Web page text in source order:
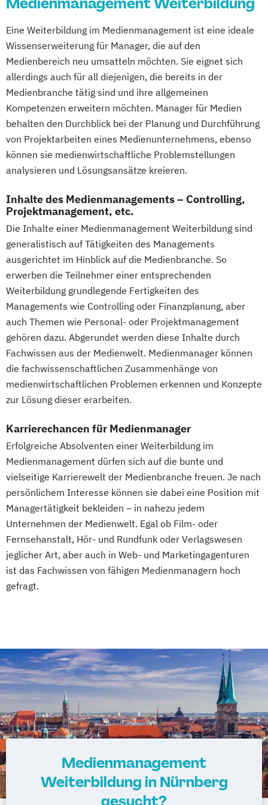
Videoproduzent*in
Eine Weiterbildung im Medienmanagement ist eine ideale
Wissenserweiterung für Manager, die auf den
Medienbereich neu umsatteln möchten. Sie eignet sich
allerdings auch für all diejenigen, die bereits in der
Medienbranche tätig sind und ihre allgemeinen
Kompetenzen erweitern möchten. Manager für Medien
behalten den Durchblick bei der Planung und Durchführung
von Projektarbeiten eines Medienunternehmens, ebenso
können sie medienwirtschaftliche Problemstellungen
analysieren und Lösungsansätze kreieren.
Inhalte des Medienmanagements – Controlling,
Projektmanagement, etc.
Die Inhalte einer Medienmanagement Weiterbildung sind
generalistisch auf Tätigkeiten des Managements
ausgerichtet im Hinblick auf die Medienbranche. So
erwerben die Teilnehmer einer entsprechenden
Weiterbildung grundlegende Fertigkeiten des
Managements wie Controlling oder Finanzplanung, aber
auch Themen wie Personal- oder Projektmanagement
gehören dazu. Abgerundet werden diese Inhalte durch
Fachwissen aus der Medienwelt. Medienmanager können
die fachwissenschaftlichen Zusammenhänge von
medienwirtschaftlichen Problemen erkennen und Konzepte
zur Lösung dieser erarbeiten.
Karrierechancen für Medienmanager
Erfolgreiche Absolventen einer Weiterbildung im
Medienmanagement dürfen sich auf die bunte und
vielseitige Karrierewelt der Medienbranche freuen. Je nach
persönlichem Interesse können sie dabei eine Position mit
Managertätigkeit bekleiden – in nahezu jedem
Unternehmen der Medienwelt. Egal ob Film- oder
Fernsehanstalt, Hör- und Rundfunk oder Verlagswesen
jeglicher Art, aber auch in Web- und Marketingagenturen
ist das Fachwissen von fähigen Medienmanagern hoch
gefragt.
Medienmanagement
Weiterbildung in Nürnberg
gesucht?